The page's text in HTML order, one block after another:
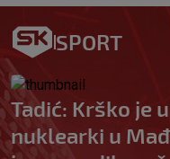
SPORT
Tadić: Krško je
nuklearki u